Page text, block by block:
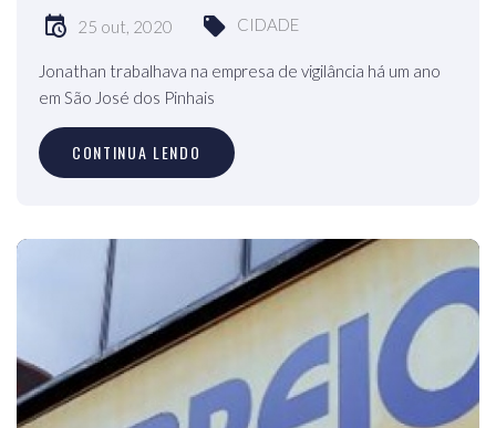
25 out, 2020 CIDADE
Jonathan trabalhava na empresa de vigilância há um ano
em São José dos Pinhais
CONTINUA LENDO